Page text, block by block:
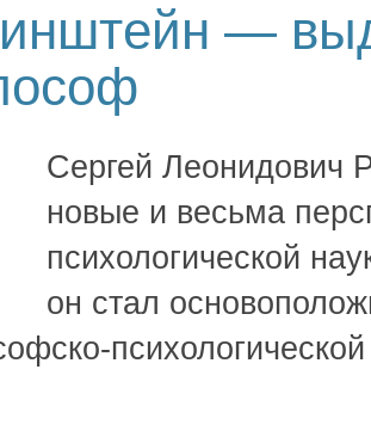
—
Сергей Леонидович
новые и весьма
психологической
он стал